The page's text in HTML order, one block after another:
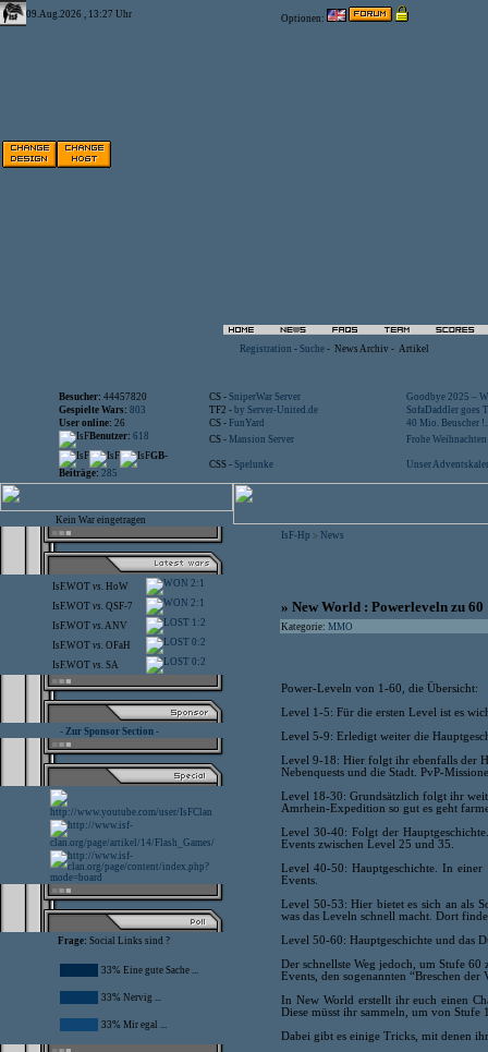
09.Aug.2026 , 13:27 Uhr Optionen:
Registration - Suche - News Archiv - Artikel
Besucher: 44457820 CS - SniperWar Server
Goodbye 2025 –
Gespielte Wars: 803 TF2 - by Server-United.de
SofaDaddler goes
User online: 26 CS - FunYard
40 Mio. Beuscher
Benutzer: 618 CS - Mansion Server
Frohe
GB-
Beiträge: 285
CSS - Spelunke Unser
Kein War eingetragen
IsF.WOT vs. HoW 2:1
IsF.WOT vs. QSF-7 2:1
IsF.WOT vs.ANV 1:2
IsF.WOT vs. OFaH 0:2
IsF.WOT vs. SA 0:2
- Zur Sponsor Section -
Frage: Social Links sind ?
33% Eine gute Sache ...
33% Nervig ...
33% Mir egal ...
IsF-Hp > News
» New World : Powerleveln zu 60
Kategorie: MMO
Power-Leveln von 1-60, die Übersicht:
Level 1-5: Für die ersten Level ist es
Level 5-9: Erledigt weiter die
Level 9-18: Hier folgt ihr ebenfalls der
Nebenquests und die Stadt. PvP-
Level 18-30: Grundsätzlich folgt ihr
Amrhein-Expedition so gut es geht
Level 30-40: Folgt der
Events zwischen Level 25 und 35.
Level 40-50: Hauptgeschichte. In einer
Events.
Level 50-53: Hier bietet es sich an als
was das Leveln schnell macht. Dort
Level 50-60: Hauptgeschichte und das
Der schnellste Weg jedoch, um Stufe
Events, den sogenannten “Breschen der
In New World erstellt ihr euch einen
Diese müsst ihr sammeln, um von
Dabei gibt es einige Tricks, mit denen